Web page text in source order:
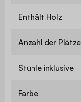
Enthält Holz
Anzahl der Plätze
Stühle inklusive
Farbe